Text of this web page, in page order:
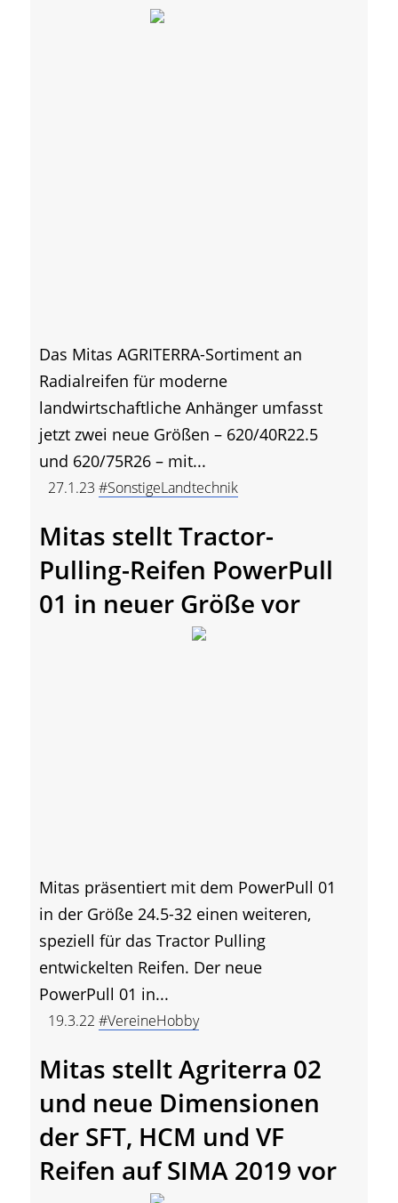
Das Mitas AGRITERRA-Sortiment an
Radialreifen für moderne
landwirtschaftliche Anhänger umfasst
jetzt zwei neue Größen – 620/40R22.5
und 620/75R26 – mit...
27.1.23 #SonstigeLandtechnik
Mitas stellt Tractor-
Pulling-Reifen PowerPull
01 in neuer Größe vor
Mitas präsentiert mit dem PowerPull 01
in der Größe 24.5-32 einen weiteren,
speziell für das Tractor Pulling
entwickelten Reifen. Der neue
PowerPull 01 in...
19.3.22 #VereineHobby
Mitas stellt Agriterra 02
und neue Dimensionen
der SFT, HCM und VF
Reifen auf SIMA 2019 vor